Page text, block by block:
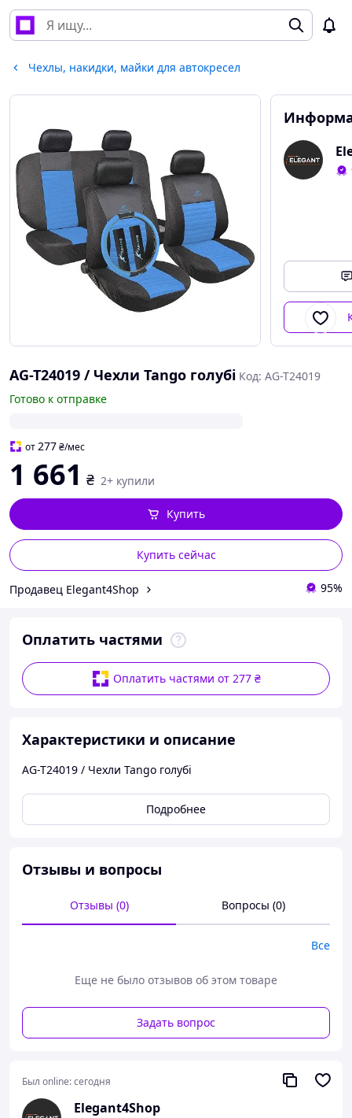
Чехлы, накидки, майки для автокресел
AG-T24019 / Чехли Tango голубі Код: AG-T24019
Готово к отправке
от277₴/мес
1 661 ₴ 2+ купили
Купить сейчас
Купить
Продавец Elegant4Shop 95%
Оплатить частями
Оплатить частями от 277 ₴
Характеристики и описание
AG-T24019 / Чехли Tango голубі
Подробнее
Отзывы и вопросы
Отзывы (0) Вопросы (0)
Все
Еще не было отзывов об этом товаре
Задать вопрос
Был online:сегодня
Elegant4Shop